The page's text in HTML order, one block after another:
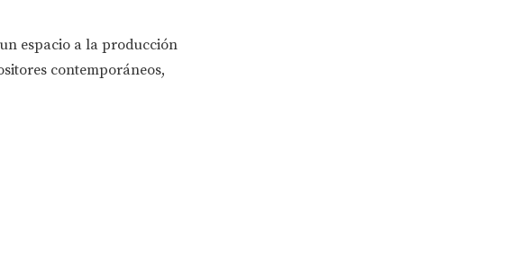
espacio a la producción
contemporáneos,